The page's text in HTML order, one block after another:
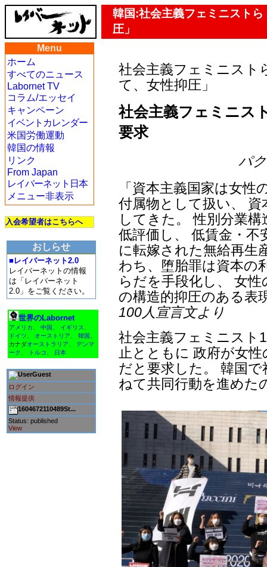
韓国:社会主義フェミニスト
圧」
Menu
ホーム
すべてのニュース
Labornet TV
コラム/エッセイ
キャンペーン
イベントカレンダー
米国労働運動
韓国の情報
リンク
From Japan
レイバーネット日本
メニュー非表示
入会希望者はこちらへ
おしらせ
■レイバーネット2.0
レイバーネットの情報
は「レイバーネット
2.0」をご覧ください。
世界のLabornet
アメリカ 中国 イギリス
ドイツ
オーストリア 韓国
カナダオーストラリア
デンマ
ーク
トルコ 日本
Guest
ログイン
情報提供
1604672110489St...
Status: published
View
社会主義フェミニスト
て、女性抑圧」
社会主義フェミニス
要求
パ
「資本主義国家は女
付属物として扱い、
してきた。 性別分業
低評価し、 低賃金・不
に転嫁された無給再生
わち、堕胎罪は資本の
らだを手段化し、 女
の構造的抑圧のある表
100人宣言文より
社会主義フェミニスト
止とともに 政府が女
だと要求した。 韓国
ねて共同行動を進めた